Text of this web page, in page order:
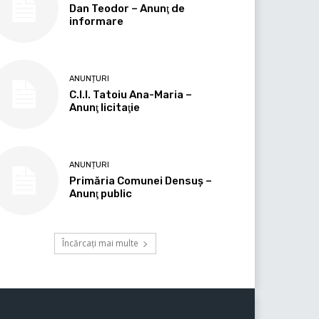
Dan Teodor – Anunţ de
informare
ANUNȚURI
C.I.I. Tatoiu Ana-Maria –
Anunţ licitaţie
ANUNȚURI
Primăria Comunei Densuş –
Anunţ public
Încărcați mai multe